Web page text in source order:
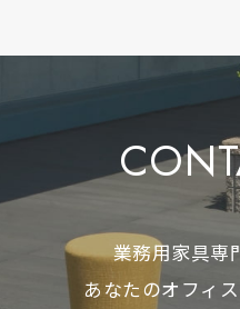
業務用家具専
あなたのオフィ